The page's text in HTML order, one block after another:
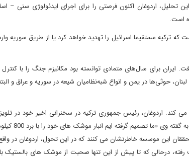
تحلیل، اردوغان اکنون فرصتی را برای اجرای ایدئولوژی سنی –
است.
مستقیما اسرائیل را تهدید خواهد کرد یا از طریق سوریه
ایران برای سال‌های متمادی توانسته بود مکانیزم جنگ را با کنترل
حوثی‌ها در یمن و انواع شبه‌نظامیان شیعه در سوریه و عراق و
اردوغان، رئیس جمهوری ترکیه در سخنرانی اخیر خود در
اعلام کرد که کشورش در حال توسعه موشک
و بالاتر را تسریع کنیم.» محققان این موسسه خاطرنشان می کنند که در این تحول، اردوغان در